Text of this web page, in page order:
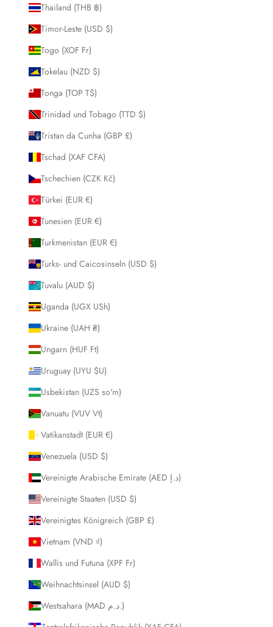
Thailand (THB ฿)
Timor-Leste (USD $)
Togo (XOF Fr)
Tokelau (NZD $)
Tonga (TOP T$)
Trinidad und Tobago (TTD $)
Tristan da Cunha (GBP £)
Tschad (XAF CFA)
Tschechien (CZK Kč)
Türkei (EUR €)
Tunesien (EUR €)
Turkmenistan (EUR €)
Turks- und Caicosinseln (USD $)
Tuvalu (AUD $)
Uganda (UGX USh)
Ukraine (UAH ₴)
Ungarn (HUF Ft)
Uruguay (UYU $U)
Usbekistan (UZS so'm)
Vanuatu (VUV Vt)
Vatikanstadt (EUR €)
Venezuela (USD $)
Vereinigte Arabische Emirate (AED د.إ)
Vereinigte Staaten (USD $)
Vereinigtes Königreich (GBP £)
Vietnam (VND ₫)
Wallis und Futuna (XPF Fr)
Weihnachtsinsel (AUD $)
Westsahara (MAD د.م.)